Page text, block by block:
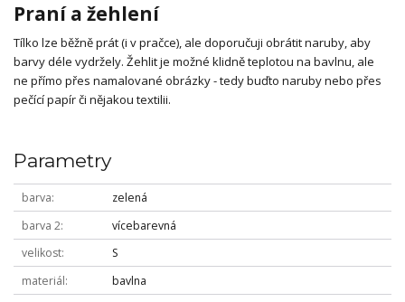
Praní a žehlení
Tílko lze běžně prát (i v pračce), ale doporučuji obrátit naruby, aby
barvy déle vydržely. Žehlit je možné klidně teplotou na bavlnu, ale
ne přímo přes namalované obrázky - tedy buďto naruby nebo přes
pečící papír či nějakou textilii.
Parametry
barva
zelená
barva 2
vícebarevná
velikost
S
materiál
bavlna